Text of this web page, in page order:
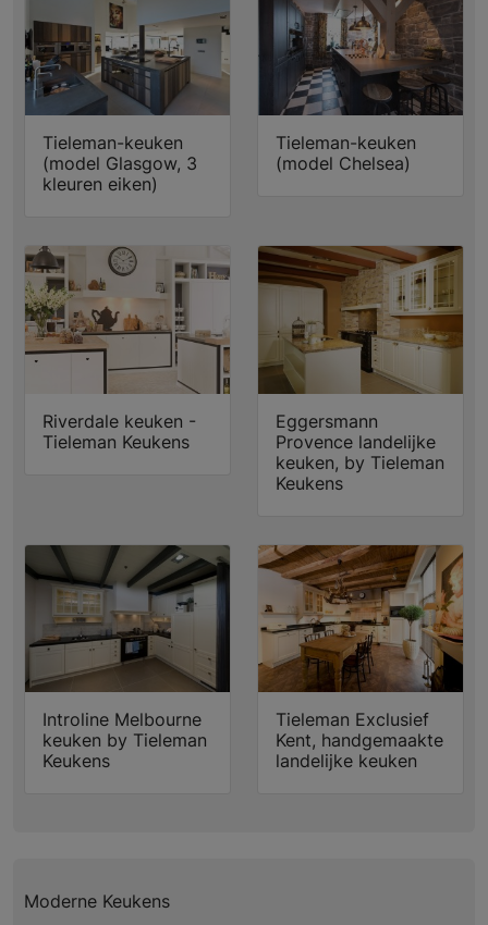
Tieleman-keuken
(model Glasgow, 3
kleuren eiken)
Tieleman-keuken
(model Chelsea)
Riverdale keuken -
Tieleman Keukens
Eggersmann
Provence landelijke
keuken, by Tieleman
Keukens
Introline Melbourne
keuken by Tieleman
Keukens
Tieleman Exclusief
Kent, handgemaakte
landelijke keuken
Moderne Keukens